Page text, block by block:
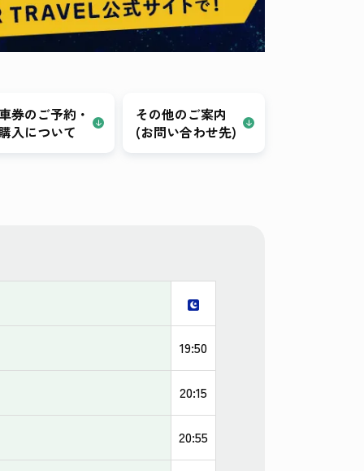
券のご予約・
入について
その他のご案内
(お問い合わせ先)
19:50
20:15
20:55